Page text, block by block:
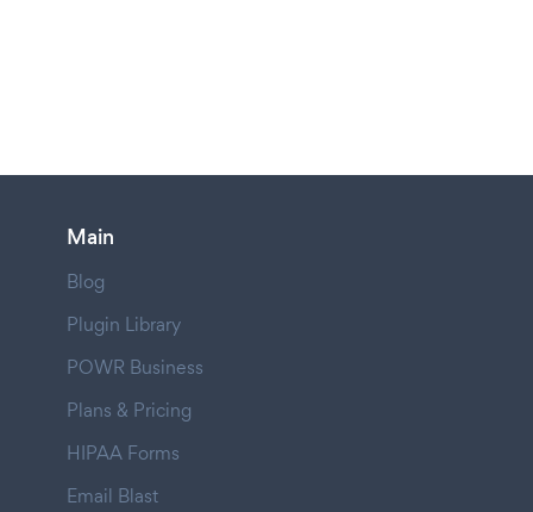
Main
Blog
Plugin Library
POWR Business
Plans & Pricing
HIPAA Forms
Email Blast